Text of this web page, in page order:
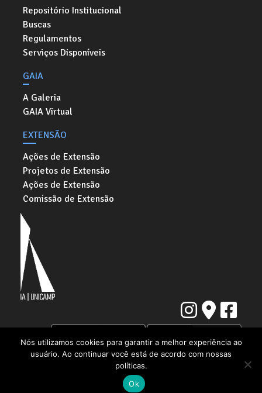
Repositório Institucional
Buscas
Regulamentos
Serviços Disponíveis
GAIA
A Galeria
GAIA Virtual
EXTENSÃO
Ações de Extensão
Projetos de Extensão
Ações de Extensão
Comissão de Extensão
Instituto de Artes da Universidade Estadual de Campinas
Rua Elis Regina, 50. Cidade Universitária "Zeferino Vaz" | Barão Geraldo,
Campinas - SP | CEP: 13083-854
Nós utilizamos cookies para garantir a melhor experiência ao
usuário. Ao continuar você está de acordo com nossas
políticas.
Ok